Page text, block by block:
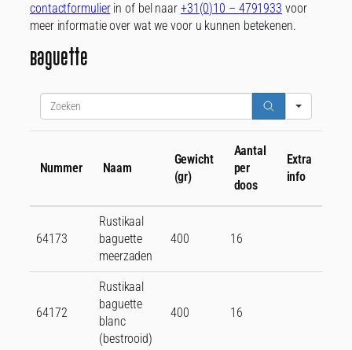
contactformulierin of bel naar +31(0)10 – 4791933 voor
meer informatie over wat we voor u kunnen betekenen.
Baguette
Nummer Naam
Gewicht
(gr)
Aantal
per
doos
Extra
info
64173
Rustikaal
baguette
meerzaden
400 16
64172
Rustikaal
baguette
blanc
(bestrooid)
400 16